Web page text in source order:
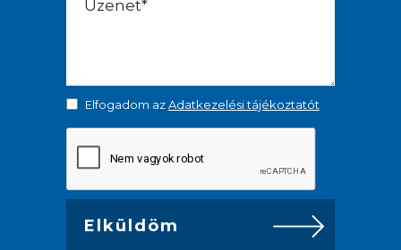
Elfogadom azAdatkezelési tájékoztatót